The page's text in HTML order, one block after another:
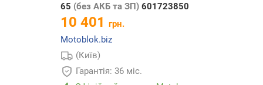
65 (без АКБ та ЗП) 601723850
10 401 грн.
Motoblok.biz
(Київ)
Гарантія: 36 міс.